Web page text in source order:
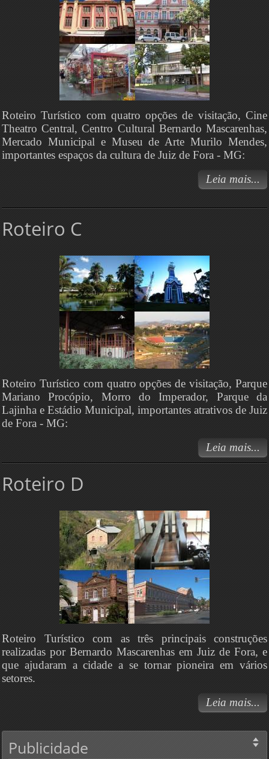
Roteiro Turístico com quatro opções de visitação, Cine
Theatro Central, Centro Cultural Bernardo Mascarenhas,
Mercado Municipal e Museu de Arte Murilo Mendes,
importantes espaços da cultura de Juiz de Fora - MG:
Leia mais...
Roteiro C
Roteiro Turístico com quatro opções de visitação, Parque
Mariano Procópio, Morro do Imperador, Parque da
Lajinha e Estádio Municipal, importantes atrativos de Juiz
de Fora - MG:
Leia mais...
Roteiro D
Roteiro Turístico com as três principais construções
realizadas por Bernardo Mascarenhas em Juiz de Fora, e
que ajudaram a cidade a se tornar pioneira em vários
setores.
Leia mais...
Publicidade